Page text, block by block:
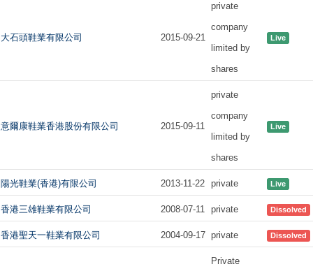
大石頭鞋業有限公司 2015-09-21
private
company
limited by
shares
Live
意爾康鞋業香港股份有限公司 2015-09-11
private
company
limited by
shares
Live
陽光鞋業(香港)有限公司 2013-11-22 private Live
香港三雄鞋業有限公司 2008-07-11 private Dissolved
香港聖天一鞋業有限公司 2004-09-17 private Dissolved
Private